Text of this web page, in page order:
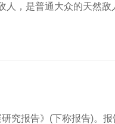
，是普通大众的天然敌
究报告》(下称报告)。